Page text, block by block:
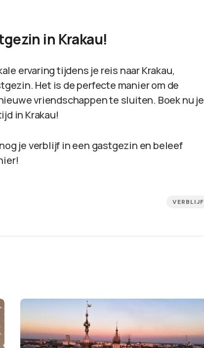
in Krakau!
ervaring tijdens je reis naar Krakau,
Het is de perfecte manier om de
vriendschappen te sluiten. Boek nu je
in Krakau!
je verblijf in een gastgezin en beleef
VERBLIJF